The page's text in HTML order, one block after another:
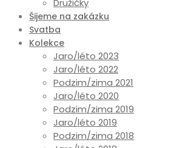
Družičky
Šijeme na zakázku
Svatba
Kolekce
Jaro/léto 2023
Jaro/léto 2022
Podzim/zima 2021
Jaro/léto 2020
Podzim/zima 2019
Jaro/léto 2019
Podzim/zima 2018